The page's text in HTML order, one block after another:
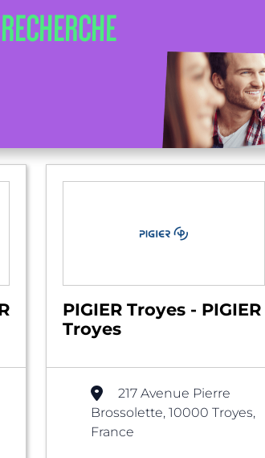
PIGIER Troyes - PIGIER
Troyes
217 Avenue Pierre
Brossolette, 10000 Troyes,
France